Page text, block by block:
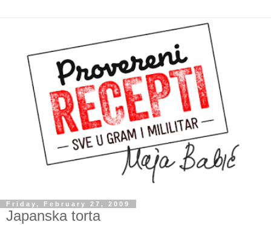
Friday, February 27, 2009
Japanska torta